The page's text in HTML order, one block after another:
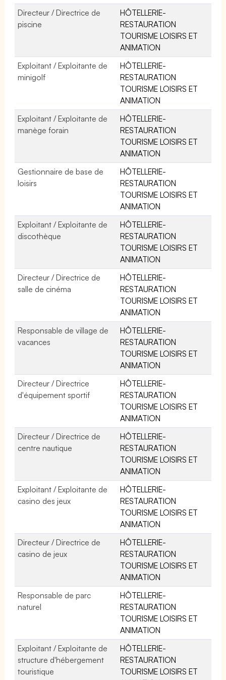
Directeur / Directrice de
piscine
HÔTELLERIE-
RESTAURATION
TOURISME LOISIRS ET
ANIMATION
Exploitant / Exploitante de
minigolf
HÔTELLERIE-
RESTAURATION
TOURISME LOISIRS ET
ANIMATION
Exploitant / Exploitante de
manège forain
HÔTELLERIE-
RESTAURATION
TOURISME LOISIRS ET
ANIMATION
Gestionnaire de base de
loisirs
HÔTELLERIE-
RESTAURATION
TOURISME LOISIRS ET
ANIMATION
Exploitant / Exploitante de
discothèque
HÔTELLERIE-
RESTAURATION
TOURISME LOISIRS ET
ANIMATION
Directeur / Directrice de
salle de cinéma
HÔTELLERIE-
RESTAURATION
TOURISME LOISIRS ET
ANIMATION
Responsable de village de
vacances
HÔTELLERIE-
RESTAURATION
TOURISME LOISIRS ET
ANIMATION
Directeur / Directrice
d'équipement sportif
HÔTELLERIE-
RESTAURATION
TOURISME LOISIRS ET
ANIMATION
Directeur / Directrice de
centre nautique
HÔTELLERIE-
RESTAURATION
TOURISME LOISIRS ET
ANIMATION
Exploitant / Exploitante de
casino des jeux
HÔTELLERIE-
RESTAURATION
TOURISME LOISIRS ET
ANIMATION
Directeur / Directrice de
casino de jeux
HÔTELLERIE-
RESTAURATION
TOURISME LOISIRS ET
ANIMATION
Responsable de parc
naturel
HÔTELLERIE-
RESTAURATION
TOURISME LOISIRS ET
ANIMATION
Exploitant / Exploitante de
structure d'hébergement
touristique
HÔTELLERIE-
RESTAURATION
TOURISME LOISIRS ET